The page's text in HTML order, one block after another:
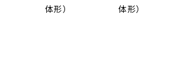
体形）
体形）